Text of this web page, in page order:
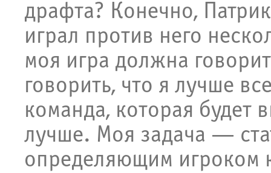
драфта? Конечно,
играл против него
моя игра должна
говорить, что я лучше
команда, которая будет
лучше. Моя задача —
определяющим игроком